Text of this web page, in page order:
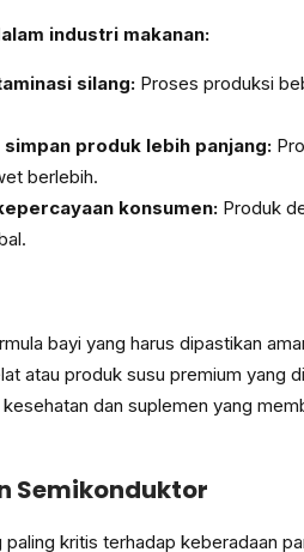
industri makanan:
silang: Proses produksi
simpan produk lebih panjang:
berlebih.
konsumen: Produk
bayi yang harus dipastikan
atau produk susu premium yang
dan suplemen yang
Semikonduktor
paling kritis terhadap keberadaan